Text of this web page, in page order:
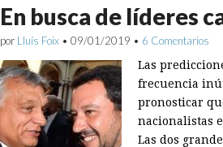
En busca de líderes
por Lluís Foix • 09/01/2019 • 6 Comentarios
Las
frecuencia
pronosticar
nacionalistas
Las dos